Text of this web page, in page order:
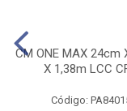
CM ONE MAX 24cm
X 1,38m LCC
Código: